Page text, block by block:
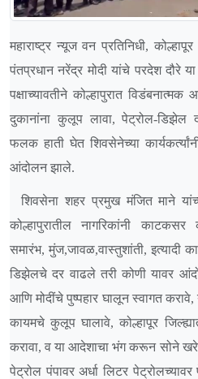
महाराष्ट्र न्यूज वन प्रतिनिधी, कोल्हापूर
पंतप्रधान नरेंद्र मोदी यांचे परदेश दौरे या
पक्षाच्यावतीने कोल्हापुरात
दुकानांना कुलूप लावा, पेट्रोल-डिझेल
फलक हाती घेत शिवसेनेच्या
आंदोलन झाले.
शिवसेना शहर प्रमुख मंजित माने
कोल्हापुरातील नागरिकांनी काटकसर
समारंभ, मुंज,जावळ,वास्तुशांती, इत्यादी
डिझेलचे दर वाढले तरी कोणी यावर
आणि मोदींचे पुष्पहार घालून स्वागत करावे,
कायमचे कुलूप घालावे, कोल्हापूर
करावा, व या आदेशाचा भंग करून सोने
पेट्रोल पंपावर अर्धा लिटर